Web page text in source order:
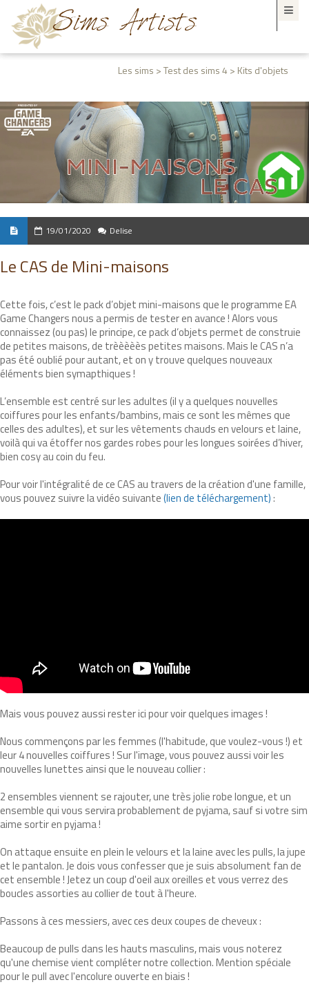
Les sims > Test des sims 4 > Kits d'objets
19/01/2020 Delise
Le CAS de Mini-maisons
Cette fois, c’est le pack d’objet mini-maisons que le programme EA
Game Changers nous a permis de tester en avance ! Alors vous
connaissez (ou pas) le principe, ce pack d’objets permet de construie
de petites maisons, de trèèèèès petites maisons. Mais le CAS n’a
pas été oublié pour autant, et on y trouve quelques nouveaux
éléments bien symapthiques !
L’ensemble est centré sur les adultes (il y a quelques nouvelles
coiffures pour les enfants/bambins, mais ce sont les mêmes que
celles des adultes), et sur les vêtements chauds en velours et laine,
voilà qui va étoffer nos gardes robes pour les longues soirées d’hiver,
bien cosy au coin du feu.
Pour voir l'intégralité de ce CAS au travers de la création d'une famille,
vous pouvez suivre la vidéo suivante(lien de téléchargement):
Mais vous pouvez aussi rester ici pour voir quelques images !
Nous commençons par les femmes (l'habitude, que voulez-vous !) et
leur 4 nouvelles coiffures ! Sur l'image, vous pouvez aussi voir les
nouvelles lunettes ainsi que le nouveau collier :
2 ensembles viennent se rajouter, une très jolie robe longue, et un
ensemble qui vous servira probablement de pyjama, sauf si votre sim
aime sortir en pyjama !
On attaque ensuite en plein le velours et la laine avec les pulls, la jupe
et le pantalon. Je dois vous confesser que je suis absolument fan de
cet ensemble ! Jetez un coup d'oeil aux oreilles et vous verrez des
boucles assorties au collier de tout à l'heure.
Passons à ces messiers, avec ces deux coupes de cheveux :
Beaucoup de pulls dans les hauts masculins, mais vous noterez
qu'une chemise vient compléter notre collection. Mention spéciale
pour le pull avec l'encolure ouverte en biais !